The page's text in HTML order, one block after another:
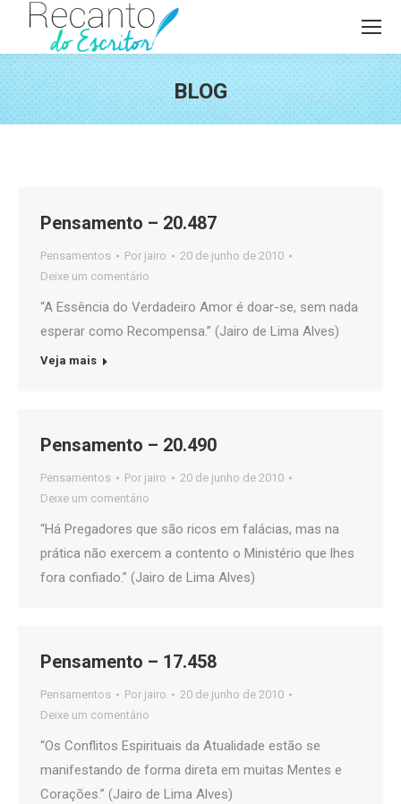
BLOG
Pensamento – 20.487
Pensamentos Por jairo
20 de junho de 2010
Deixe um comentário
“A Essência do Verdadeiro Amor é doar-se, sem nada
esperar como Recompensa.” (Jairo de Lima Alves)
Veja mais
Pensamento – 20.490
Pensamentos Por jairo
20 de junho de 2010
Deixe um comentário
“Há Pregadores que são ricos em falácias, mas na
prática não exercem a contento o Ministério que lhes
fora confiado.” (Jairo de Lima Alves)
Pensamento – 17.458
Pensamentos Por jairo
20 de junho de 2010
Deixe um comentário
“Os Conflitos Espirituais da Atualidade estão se
manifestando de forma direta em muitas Mentes e
Corações.” (Jairo de Lima Alves)